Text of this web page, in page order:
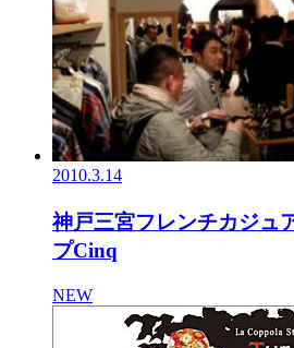
2010.3.14
神戸三宮フレンチカジュ
プCinq
NEW